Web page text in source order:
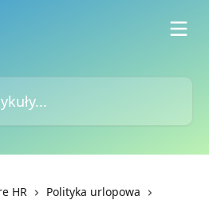
HR
Polityka urlopowa